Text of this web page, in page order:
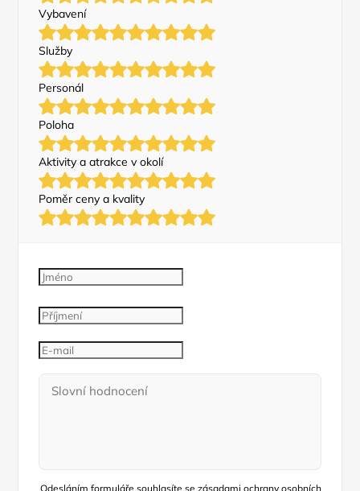
Vybavení
Služby
Personál
Poloha
Aktivity a atrakce v okolí
Poměr ceny a kvality
Odesláním formuláře souhlasíte se zásadami ochrany osobních